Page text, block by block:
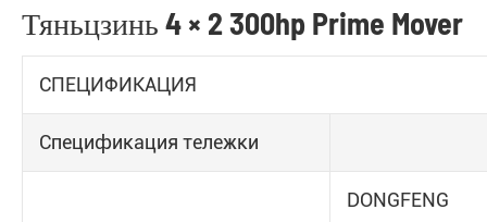
Тяньцзинь 4 × 2 300hp Prime Mover
СПЕЦИФИКАЦИЯ
Спецификация тележки
DONGFENG